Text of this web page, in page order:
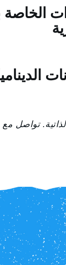
الخاصة
تواصل